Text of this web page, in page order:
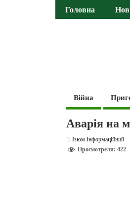
Головна
Війна
Аварія на
Ізюм Інформаційний
Просмотрели: 422